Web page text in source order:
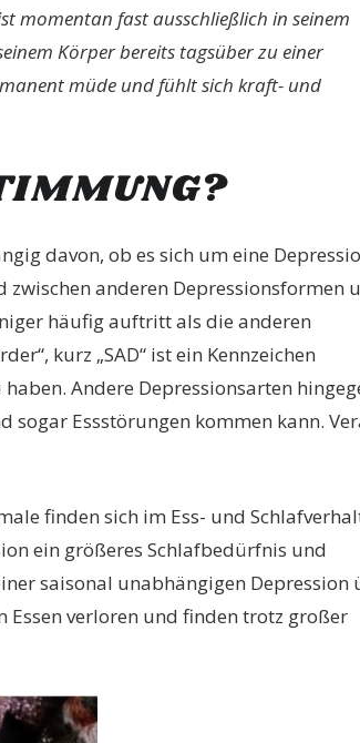
momentan fast ausschließlich in seinem
Körper bereits tagsüber zu einer
müde und fühlt sich kraft- und
davon, ob es sich um eine
anderen Depressionsformen
häufig auftritt als die anderen
kurz „SAD“ ist ein Kennzeichen
Andere Depressionsarten
sogar Essstörungen kommen kann.
finden sich im Ess- und
ein größeres Schlafbedürfnis und
saisonal unabhängigen Depression
verloren und finden trotz großer